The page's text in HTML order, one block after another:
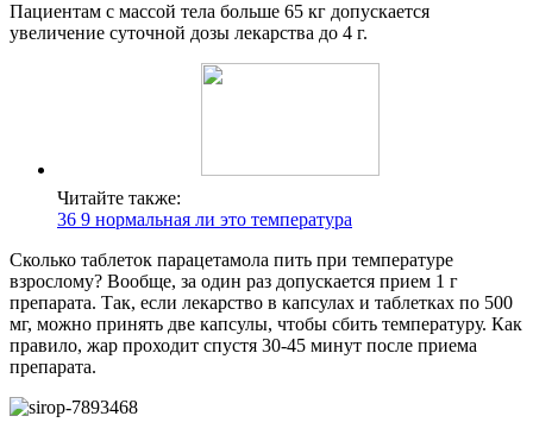
Пациентам с массой тела больше 65 кг допускается
увеличение суточной дозы лекарства до 4 г.
Читайте также:
36 9 нормальная ли это температура
Сколько таблеток парацетамола пить при температуре
взрослому? Вообще, за один раз допускается прием 1 г
препарата. Так, если лекарство в капсулах и таблетках по 500
мг, можно принять две капсулы, чтобы сбить температуру. Как
правило, жар проходит спустя 30-45 минут после приема
препарата.